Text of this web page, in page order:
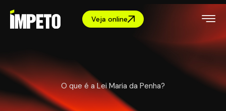
Veja online
O que é a Lei Maria da Penha?